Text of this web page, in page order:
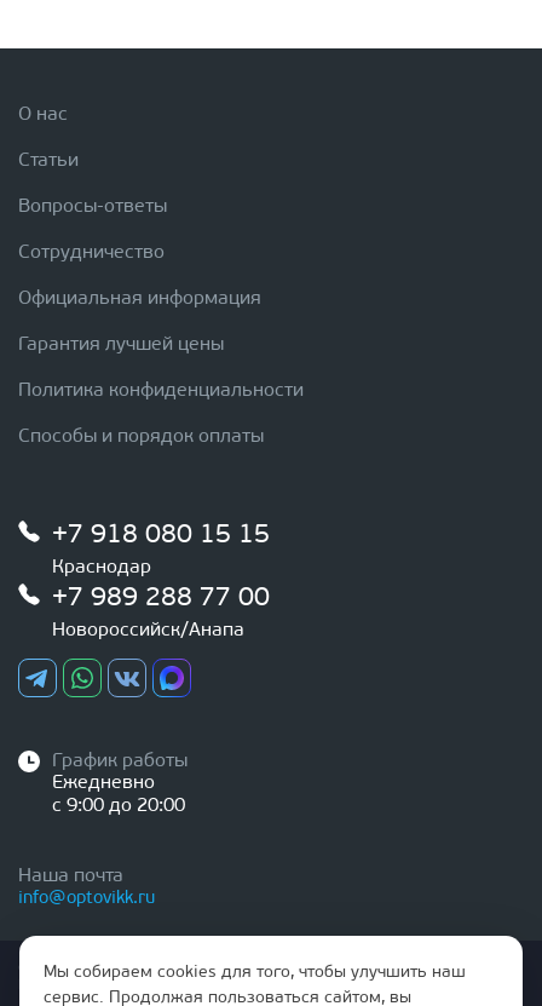
О нас
Статьи
Вопросы-ответы
Сотрудничество
Официальная информация
Гарантия лучшей цены
Политика конфиденциальности
Способы и порядок оплаты
+7 918 080 15 15
Краснодар
+7 989 288 77 00
Новороссийск/Анапа
График работы
Ежедневно
с 9:00 до 20:00
Наша почта
info@optovikk.ru
Стоимость товаров и услуг, указанная на сайте,
Мы собираем cookies для того, чтобы улучшить наш
сервис. Продолжая пользоваться сайтом, вы